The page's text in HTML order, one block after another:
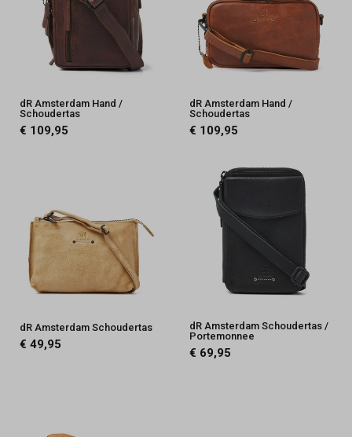
dR Amsterdam Hand /
Schoudertas
€ 109,95
dR Amsterdam Hand /
Schoudertas
€ 109,95
dR Amsterdam Schoudertas
€ 49,95
dR Amsterdam Schoudertas /
Portemonnee
€ 69,95